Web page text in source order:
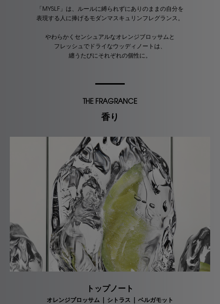
「MYSLF」は、ルールに縛られずにありのままの自分を
表現する人に捧げるモダンマスキュリンフレグランス。
やわらかくセンシュアルなオレンジブロッサムと
フレッシュでドライなウッディノートは、
纏うたびにそれぞれの個性に。
THE FRAGRANCE
香り
トップノート
オレンジブロッサム | シトラス | ベルガモット